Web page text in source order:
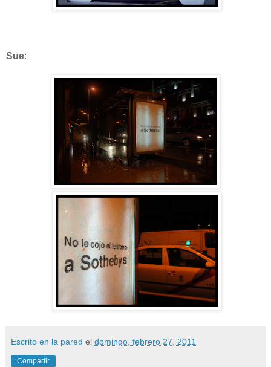
Sue:
Escrito en la pared el domingo, febrero 27, 2011
Compartir